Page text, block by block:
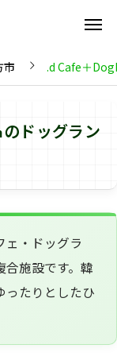
市 .d Cafe＋
ドッグラン
ェ・ドッグラ
合施設です。韓
ったりとしたひ